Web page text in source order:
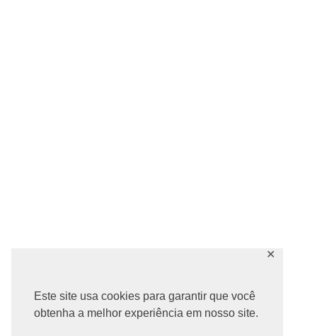
Este site usa cookies para garantir que você
obtenha a melhor experiência em nosso site.
✕